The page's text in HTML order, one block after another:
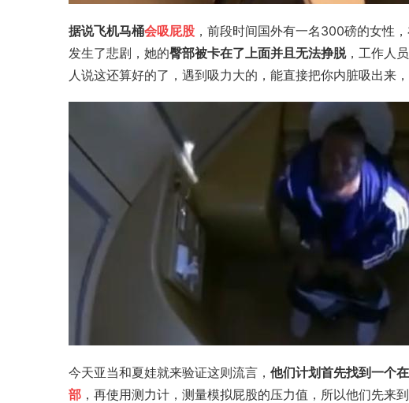
据说飞机马桶会吸屁股 ，前段时间国外有一名300磅的女性
发生了悲剧，她的臀部被卡在了上面并且无法挣脱，工作人
人说这还算好的了，遇到吸力大的，能直接把你内脏吸出来
今天亚当和夏娃就来验证这则流言， 他们计划首先找到一个
部 ，再使用测力计 ，测量模拟屁股的压力值，所以他们先来